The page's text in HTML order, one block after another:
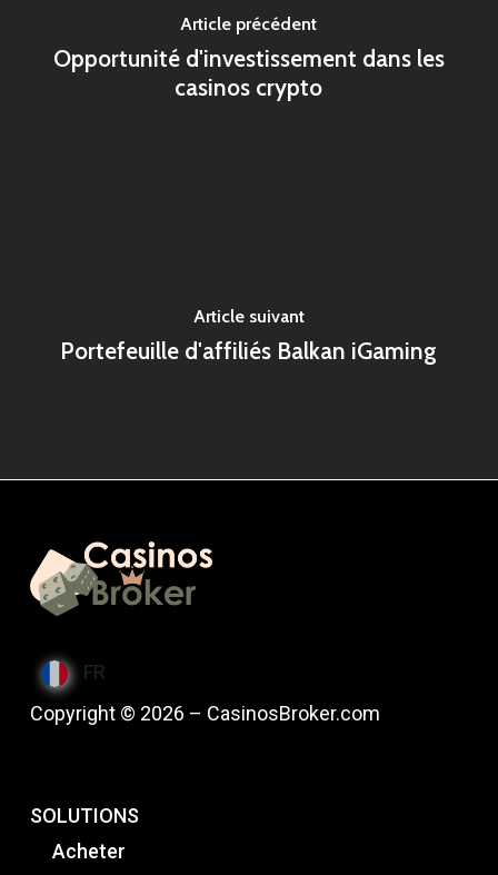
Article précédent
Opportunité d'investissement dans les
casinos crypto
Article suivant
Portefeuille d'affiliés Balkan iGaming
FR
Copyright © 2026 – CasinosBroker.com
SOLUTIONS
Acheter